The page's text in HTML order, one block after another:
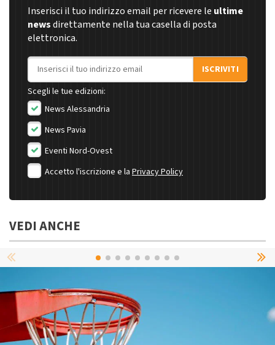
Inserisci il tuo indirizzo email per ricevere le ultime
newsdirettamente nella tua casella di posta
elettronica.
Indirizzo email
ISCRIVITI
Scegli le tue edizioni:
News Alessandria
News Pavia
Eventi Nord-Ovest
Accetto l'iscrizione e la Privacy Policy
VEDI ANCHE